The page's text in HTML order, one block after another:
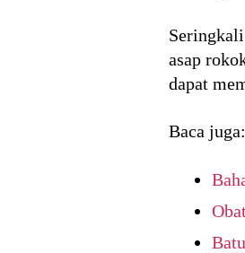
asap
dapat
Baca juga: